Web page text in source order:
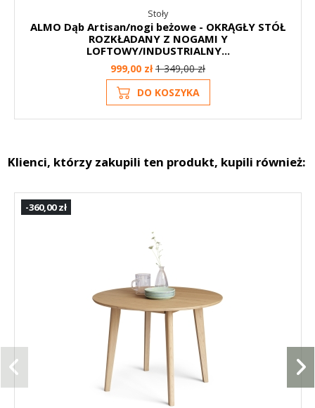
Stoły
ALMO Dąb Artisan/nogi beżowe - OKRĄGŁY STÓŁ
ROZKŁADANY Z NOGAMI Y
LOFTOWY/INDUSTRIALNY...
999,00 zł1 349,00 zł
DO KOSZYKA
Klienci, którzy zakupili ten produkt, kupili również:
-360,00 zł